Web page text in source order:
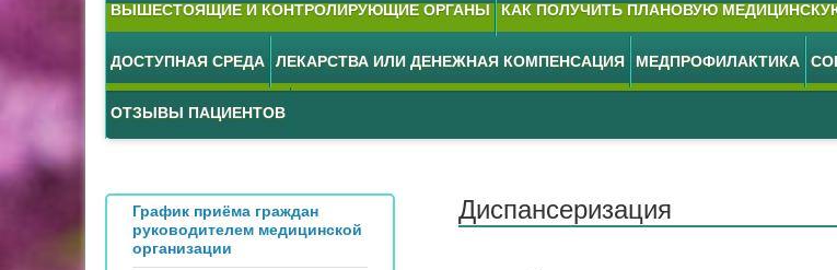
ВЫШЕСТОЯЩИЕ И КОНТРОЛИРУЮЩИЕ ОРГАНЫ КАК ПОЛУЧИТЬ ПЛАНОВУЮ
ДОСТУПНАЯ СРЕДА ЛЕКАРСТВА ИЛИ ДЕНЕЖНАЯ КОМПЕНСАЦИЯ МЕДПРОФИЛАКТИКА
ОТЗЫВЫ ПАЦИЕНТОВ
График приёма граждан
руководителем медицинской
организации
Диспансеризация